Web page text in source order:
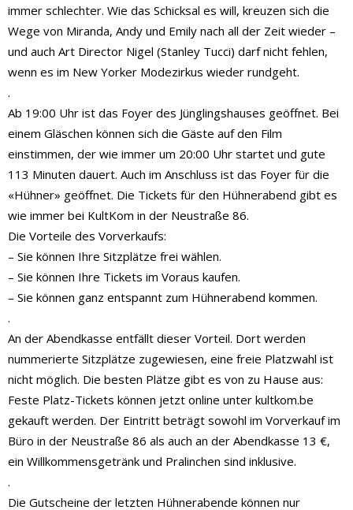
immer schlechter. Wie das Schicksal es will, kreuzen sich die
Wege von Miranda, Andy und Emily nach all der Zeit wieder –
und auch Art Director Nigel (Stanley Tucci) darf nicht fehlen,
wenn es im New Yorker Modezirkus wieder rundgeht.
.
Ab 19:00 Uhr ist das Foyer des Jünglingshauses geöffnet. Bei
einem Gläschen können sich die Gäste auf den Film
einstimmen, der wie immer um 20:00 Uhr startet und gute
113 Minuten dauert. Auch im Anschluss ist das Foyer für die
«Hühner» geöffnet. Die Tickets für den Hühnerabend gibt es
wie immer bei KultKom in der Neustraße 86.
Die Vorteile des Vorverkaufs:
– Sie können Ihre Sitzplätze frei wählen.
– Sie können Ihre Tickets im Voraus kaufen.
– Sie können ganz entspannt zum Hühnerabend kommen.
.
An der Abendkasse entfällt dieser Vorteil. Dort werden
nummerierte Sitzplätze zugewiesen, eine freie Platzwahl ist
nicht möglich. Die besten Plätze gibt es von zu Hause aus:
Feste Platz-Tickets können jetzt online unter kultkom.be
gekauft werden. Der Eintritt beträgt sowohl im Vorverkauf im
Büro in der Neustraße 86 als auch an der Abendkasse 13 €,
ein Willkommensgetränk und Pralinchen sind inklusive.
.
Die Gutscheine der letzten Hühnerabende können nur